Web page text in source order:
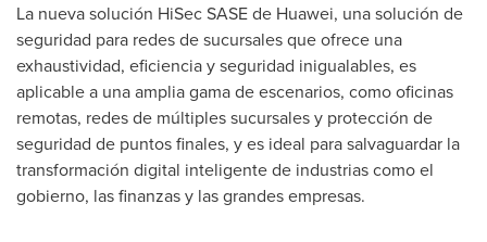
La nueva solución HiSec SASE de Huawei, una solución de
seguridad para redes de sucursales que ofrece una
exhaustividad, eficiencia y seguridad inigualables, es
aplicable a una amplia gama de escenarios, como oficinas
remotas, redes de múltiples sucursales y protección de
seguridad de puntos finales, y es ideal para salvaguardar la
transformación digital inteligente de industrias como el
gobierno, las finanzas y las grandes empresas.